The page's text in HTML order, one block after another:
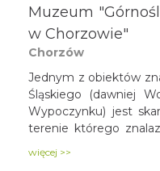
Muzeum
w Chorzowie"
Chorzów
Jednym z obiektów
Śląskiego (dawniej
Wypoczynku) jest
terenie którego
pochodzą z
więcej >>